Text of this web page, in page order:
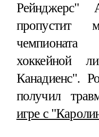
Рейнджерс"
пропустит
хоккейной
Канадиенс".
получил
игре с